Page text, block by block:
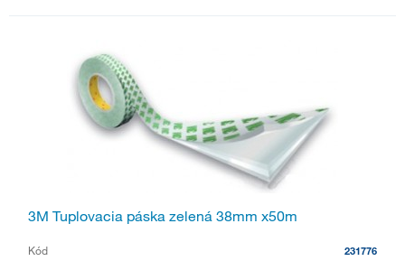
3M Tuplovacia páska zelená 38mm x50m
Kód 231776